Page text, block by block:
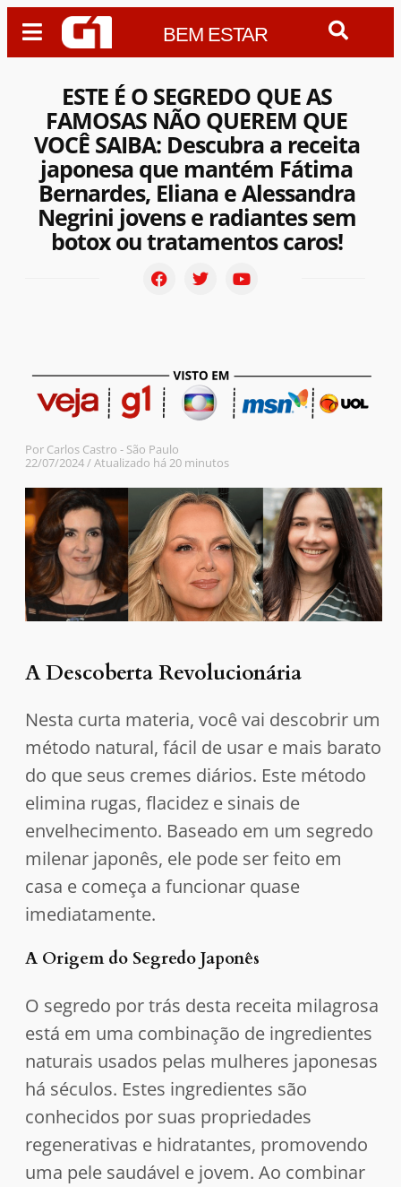
BEM ESTAR
ESTE É O SEGREDO QUE AS
FAMOSAS NÃO QUEREM QUE
VOCÊ SAIBA: Descubra a receita
japonesa que mantém Fátima
Bernardes, Eliana e Alessandra
Negrini jovens e radiantes sem
botox ou tratamentos caros!
Por Carlos Castro - São Paulo
22/07/2024 / Atualizado há 20 minutos
A Descoberta Revolucionária
Nesta curta materia, você vai descobrir um
método natural, fácil de usar e mais barato
do que seus cremes diários. Este método
elimina rugas, flacidez e sinais de
envelhecimento. Baseado em um segredo
milenar japonês, ele pode ser feito em
casa e começa a funcionar quase
imediatamente.
A Origem do Segredo Japonês
O segredo por trás desta receita milagrosa
está em uma combinação de ingredientes
naturais usados pelas mulheres japonesas
há séculos. Estes ingredientes são
conhecidos por suas propriedades
regenerativas e hidratantes, promovendo
uma pele saudável e jovem. Ao combinar